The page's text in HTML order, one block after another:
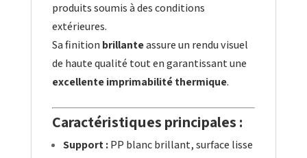
produits soumis à des conditions
extérieures.
Sa finitionbrillanteassure un rendu visuel
de haute qualité tout en garantissant une
excellente imprimabilité thermique.
Caractéristiques principales :
Support :PP blanc brillant, surface lisse